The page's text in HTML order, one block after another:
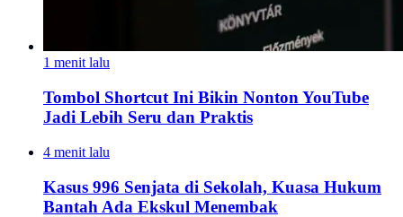
1 menit lalu
Tombol Shortcut Ini Bikin Nonton YouTube
Jadi Lebih Seru dan Praktis
4 menit lalu
Kasus 996 Senjata di Sekolah, Kuasa Hukum
Bantah Ada Ekskul Menembak